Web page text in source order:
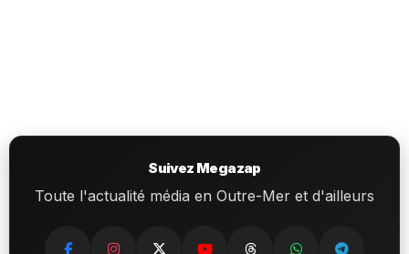
Suivez Megazap
Toute l'actualité média en Outre-Mer et d'ailleurs